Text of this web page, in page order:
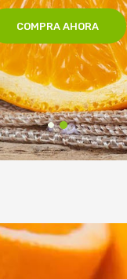
VER TODAS